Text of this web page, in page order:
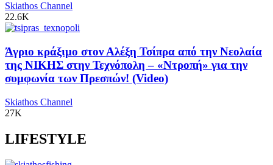
Skiathos Channel
22.6K
Άγριο κράξιμο στον Αλέξη Τσίπρα από την Νεολαία
της ΝΙΚΗΣ στην Τεχνόπολη – «Ντροπή» για την
συμφωνία των Πρεσπών! (Video)
Skiathos Channel
27K
LIFESTYLE